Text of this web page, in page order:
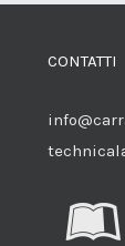
CONTATTI